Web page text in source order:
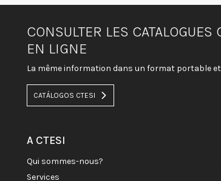
CONSULTER LES CATALOGUES
EN LIGNE
La même information dans un format portable et
CATÁLOGOS CTESI
A CTESI
qui sommes-nous?
services